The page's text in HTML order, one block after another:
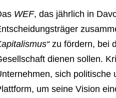
WEF, das jährlich in
zu fördern, bei
dienen sollen.
sich politische
um seine Vision